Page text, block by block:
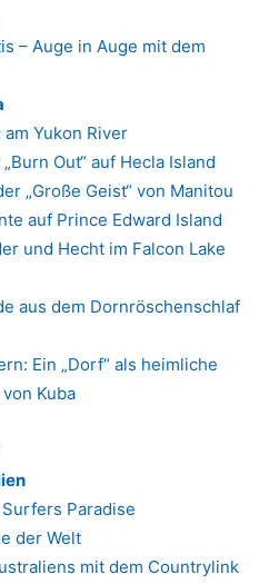
– Auge in Auge mit dem
Yukon River
Out“ auf Hecla Island
„Große Geist“ von Manitou
auf Prince Edward Island
und Hecht im Falcon Lake
aus dem Dornröschenschlaf
Ein „Dorf“ als heimliche
Kuba
Paradise
der Welt
mit dem Countrylink